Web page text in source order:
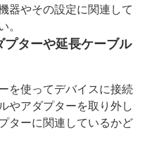
器やその設定に関連して
。
ターや延長ケーブル
を使ってデバイスに接続
やアダプターを取り外し
ターに関連しているかど